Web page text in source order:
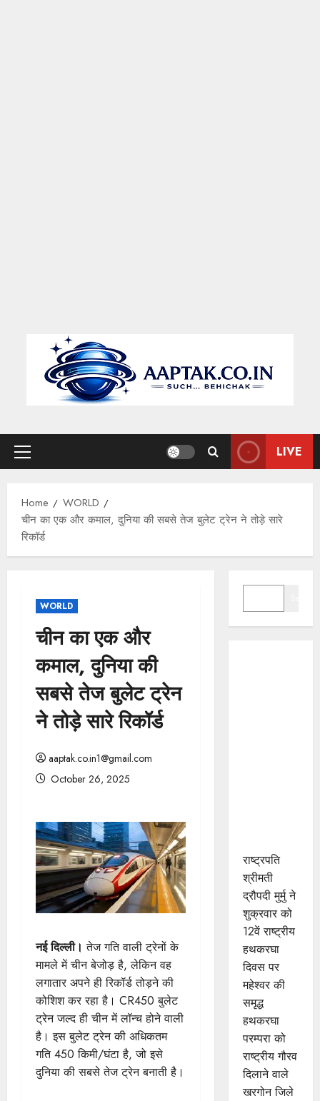
Primary
LIVE
Home
WORLD
चीन का एक और कमाल, दुनिया की सबसे तेज बुलेट ट्रेन ने तोड़े सारे
रिकॉर्ड
WORLD
चीन का एक और
कमाल, दुनिया की
सबसे तेज बुलेट ट्रेन
ने तोड़े सारे रिकॉर्ड
aaptak.co.in1@gmail.com
October 26, 2025
नई दिल्ली।तेज गति वाली ट्रेनों के
मामले में चीन बेजोड़ है, लेकिन वह
लगातार अपने ही रिकॉर्ड तोड़ने की
कोशिश कर रहा है। CR450 बुलेट
ट्रेन जल्द ही चीन में लॉन्च होने वाली
है। इस बुलेट ट्रेन की अधिकतम
गति 450 किमी/घंटा है, जो इसे
दुनिया की सबसे तेज ट्रेन बनाती है।
राष्ट्रपति
श्रीमती
द्रौपदी मुर्मु ने
शुक्रवार को
12वें राष्ट्रीय
हथकरघा
दिवस पर
महेश्वर की
समृद्ध
हथकरघा
परम्परा को
राष्ट्रीय गौरव
दिलाने वाले
खरगोन जिले